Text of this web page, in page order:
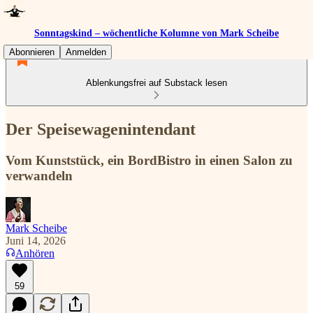
Sonntagskind – wöchentliche Kolumne von Mark Scheibe
Abonnieren
Anmelden
Ablenkungsfrei auf Substack lesen
Der Speisewagenintendant
Vom Kunststück, ein BordBistro in einen Salon zu
verwandeln
Mark Scheibe
Juni 14, 2026
Anhören
59